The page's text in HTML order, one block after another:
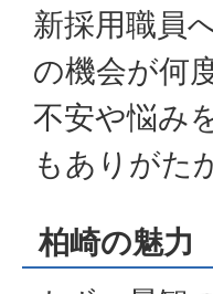
新採用職員
の機会が何
不安や悩み
もありがた
柏崎の魅力